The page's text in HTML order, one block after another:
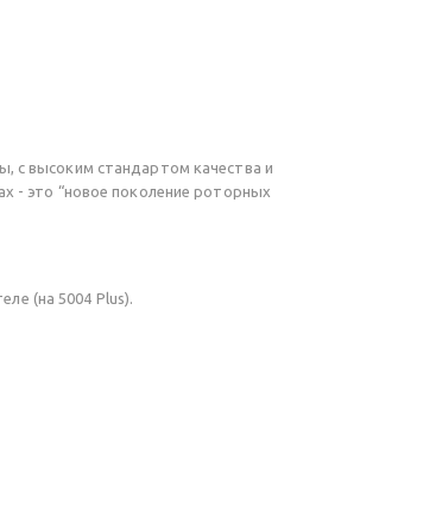
с высоким стандартом качества и
- это “новое поколение роторных
(на 5004 Plus).